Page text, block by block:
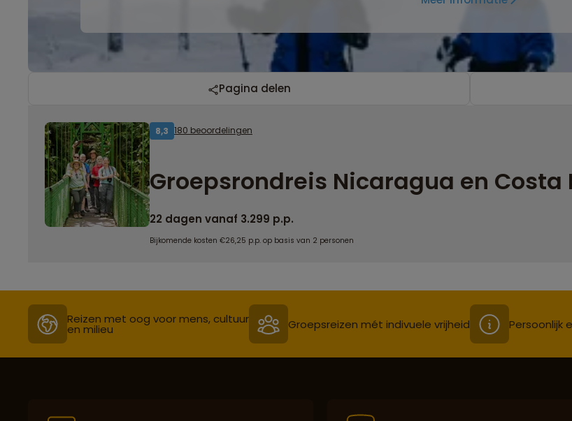
Pagina delen
8,3 180 beoordelingen
Groepsrondreis Nicaragua en Costa
22 dagen vanaf 3.299 p.p.
Bijkomende kosten €26,25 p.p. op basis van 2 personen
Reizen met oog voor mens, cultuur
en milieu Groepsreizen mét indivuele vrijheid Persoonlijk